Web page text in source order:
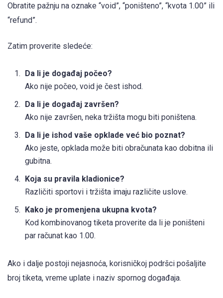
Obratite pažnju na oznake “void”, “poništeno”, “kvota 1.00” ili
“refund”.
Zatim proverite sledeće:
Da li je događaj počeo?
Ako nije počeo, void je čest ishod.
Da li je događaj završen?
Ako nije završen, neka tržišta mogu biti poništena.
Da li je ishod vaše opklade već bio poznat?
Ako jeste, opklada može biti obračunata kao dobitna ili
gubitna.
Koja su pravila kladionice?
Različiti sportovi i tržišta imaju različite uslove.
Kako je promenjena ukupna kvota?
Kod kombinovanog tiketa proverite da li je poništeni
par računat kao 1.00.
Ako i dalje postoji nejasnoća, korisničkoj podršci pošaljite
broj tiketa, vreme uplate i naziv spornog događaja.